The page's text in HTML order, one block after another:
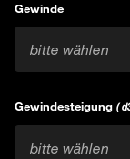
Gewinde
bitte wählen
Gewindesteigung (
bitte wählen